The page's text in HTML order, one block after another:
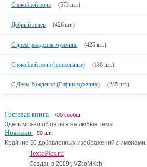
Спокойной ночи (573 шт.)
Добрый вечер (426 шт.)
С днем рождения мужчине (425 шт.)
Спокойной ночи (прикольные) (186 шт.)
С Днем Рождения (Гифки мужчине) (235 шт.)
Гостевая книга 700 сообщ.
Здесь можно общаться на любые темы.
Новинки 50 шт.
Крайние 50 добавленных изображений с именами.
TextoPics.ru
Создан в 2009г, VZcoMKch